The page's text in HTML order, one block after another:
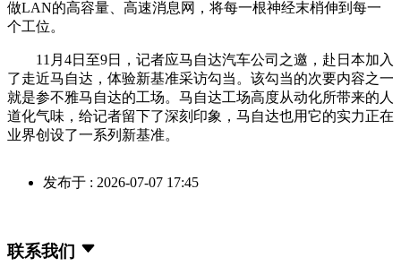
做LAN的高容量、高速消息网，将每一根神经末梢伸到每一
个工位。
11月4日至9日，记者应马自达汽车公司之邀，赴日本加入
了走近马自达，体验新基准采访勾当。该勾当的次要内容之一
就是参不雅马自达的工场。马自达工场高度从动化所带来的人
道化气味，给记者留下了深刻印象，马自达也用它的实力正在
业界创设了一系列新基准。
发布于 : 2026-07-07 17:45
联系我们